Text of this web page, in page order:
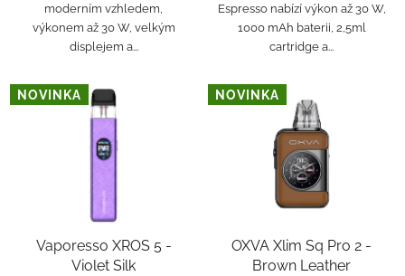
moderním vzhledem,
výkonem až 30 W, velkým
displejem a...
Espresso nabízí výkon až 30 W,
1000 mAh baterii, 2,5ml
cartridge a...
NOVINKA
Vaporesso XROS 5 -
Violet Silk
NOVINKA
OXVA Xlim Sq Pro 2 -
Brown Leather